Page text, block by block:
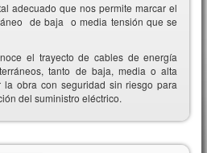
adecuado que nos permite marcar el
de baja o media tensión que se
el trayecto de cables de energía
tanto de baja, media o alta
la obra con seguridad sin riesgo para
del suministro eléctrico.